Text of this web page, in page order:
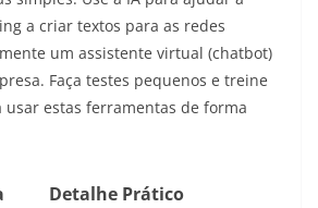
a criar textos para as redes
um assistente virtual (chatbot)
Faça testes pequenos e treine
usar estas ferramentas de forma
Detalhe Prático